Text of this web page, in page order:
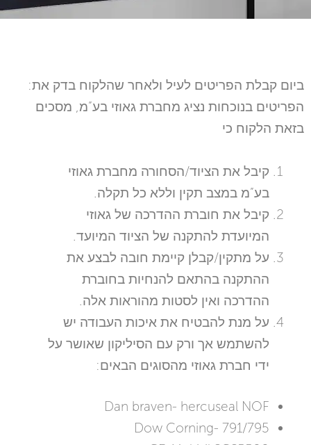
:ביום קבלת הפריטים לעיל ולאחר שהלקוח בדק את
הפריטים בנוכחות נציג מחברת גאוזי בע”מ, מסכים
בזאת הלקוח כי
קיבל את הציוד/הסחורה מחברת גאוזי
בע”מ במצב תקין וללא כל תקלה.
קיבל את חוברת ההדרכה של גאוזי
המיועדת להתקנה של הציוד המיועד.
על מתקין/קבלן קיימת חובה לבצע את
ההתקנה בהתאם להנחיות בחוברת
ההדרכה ואין לסטות מהוראות אלה.
על מנת להבטיח את איכות העבודה יש
להשתמש אך ורק עם הסיליקון שאושר על
ידי חברת גאוזי מהסוגים הבאים:
Dan braven- hercuseal NOF
Dow Corning- 791/795